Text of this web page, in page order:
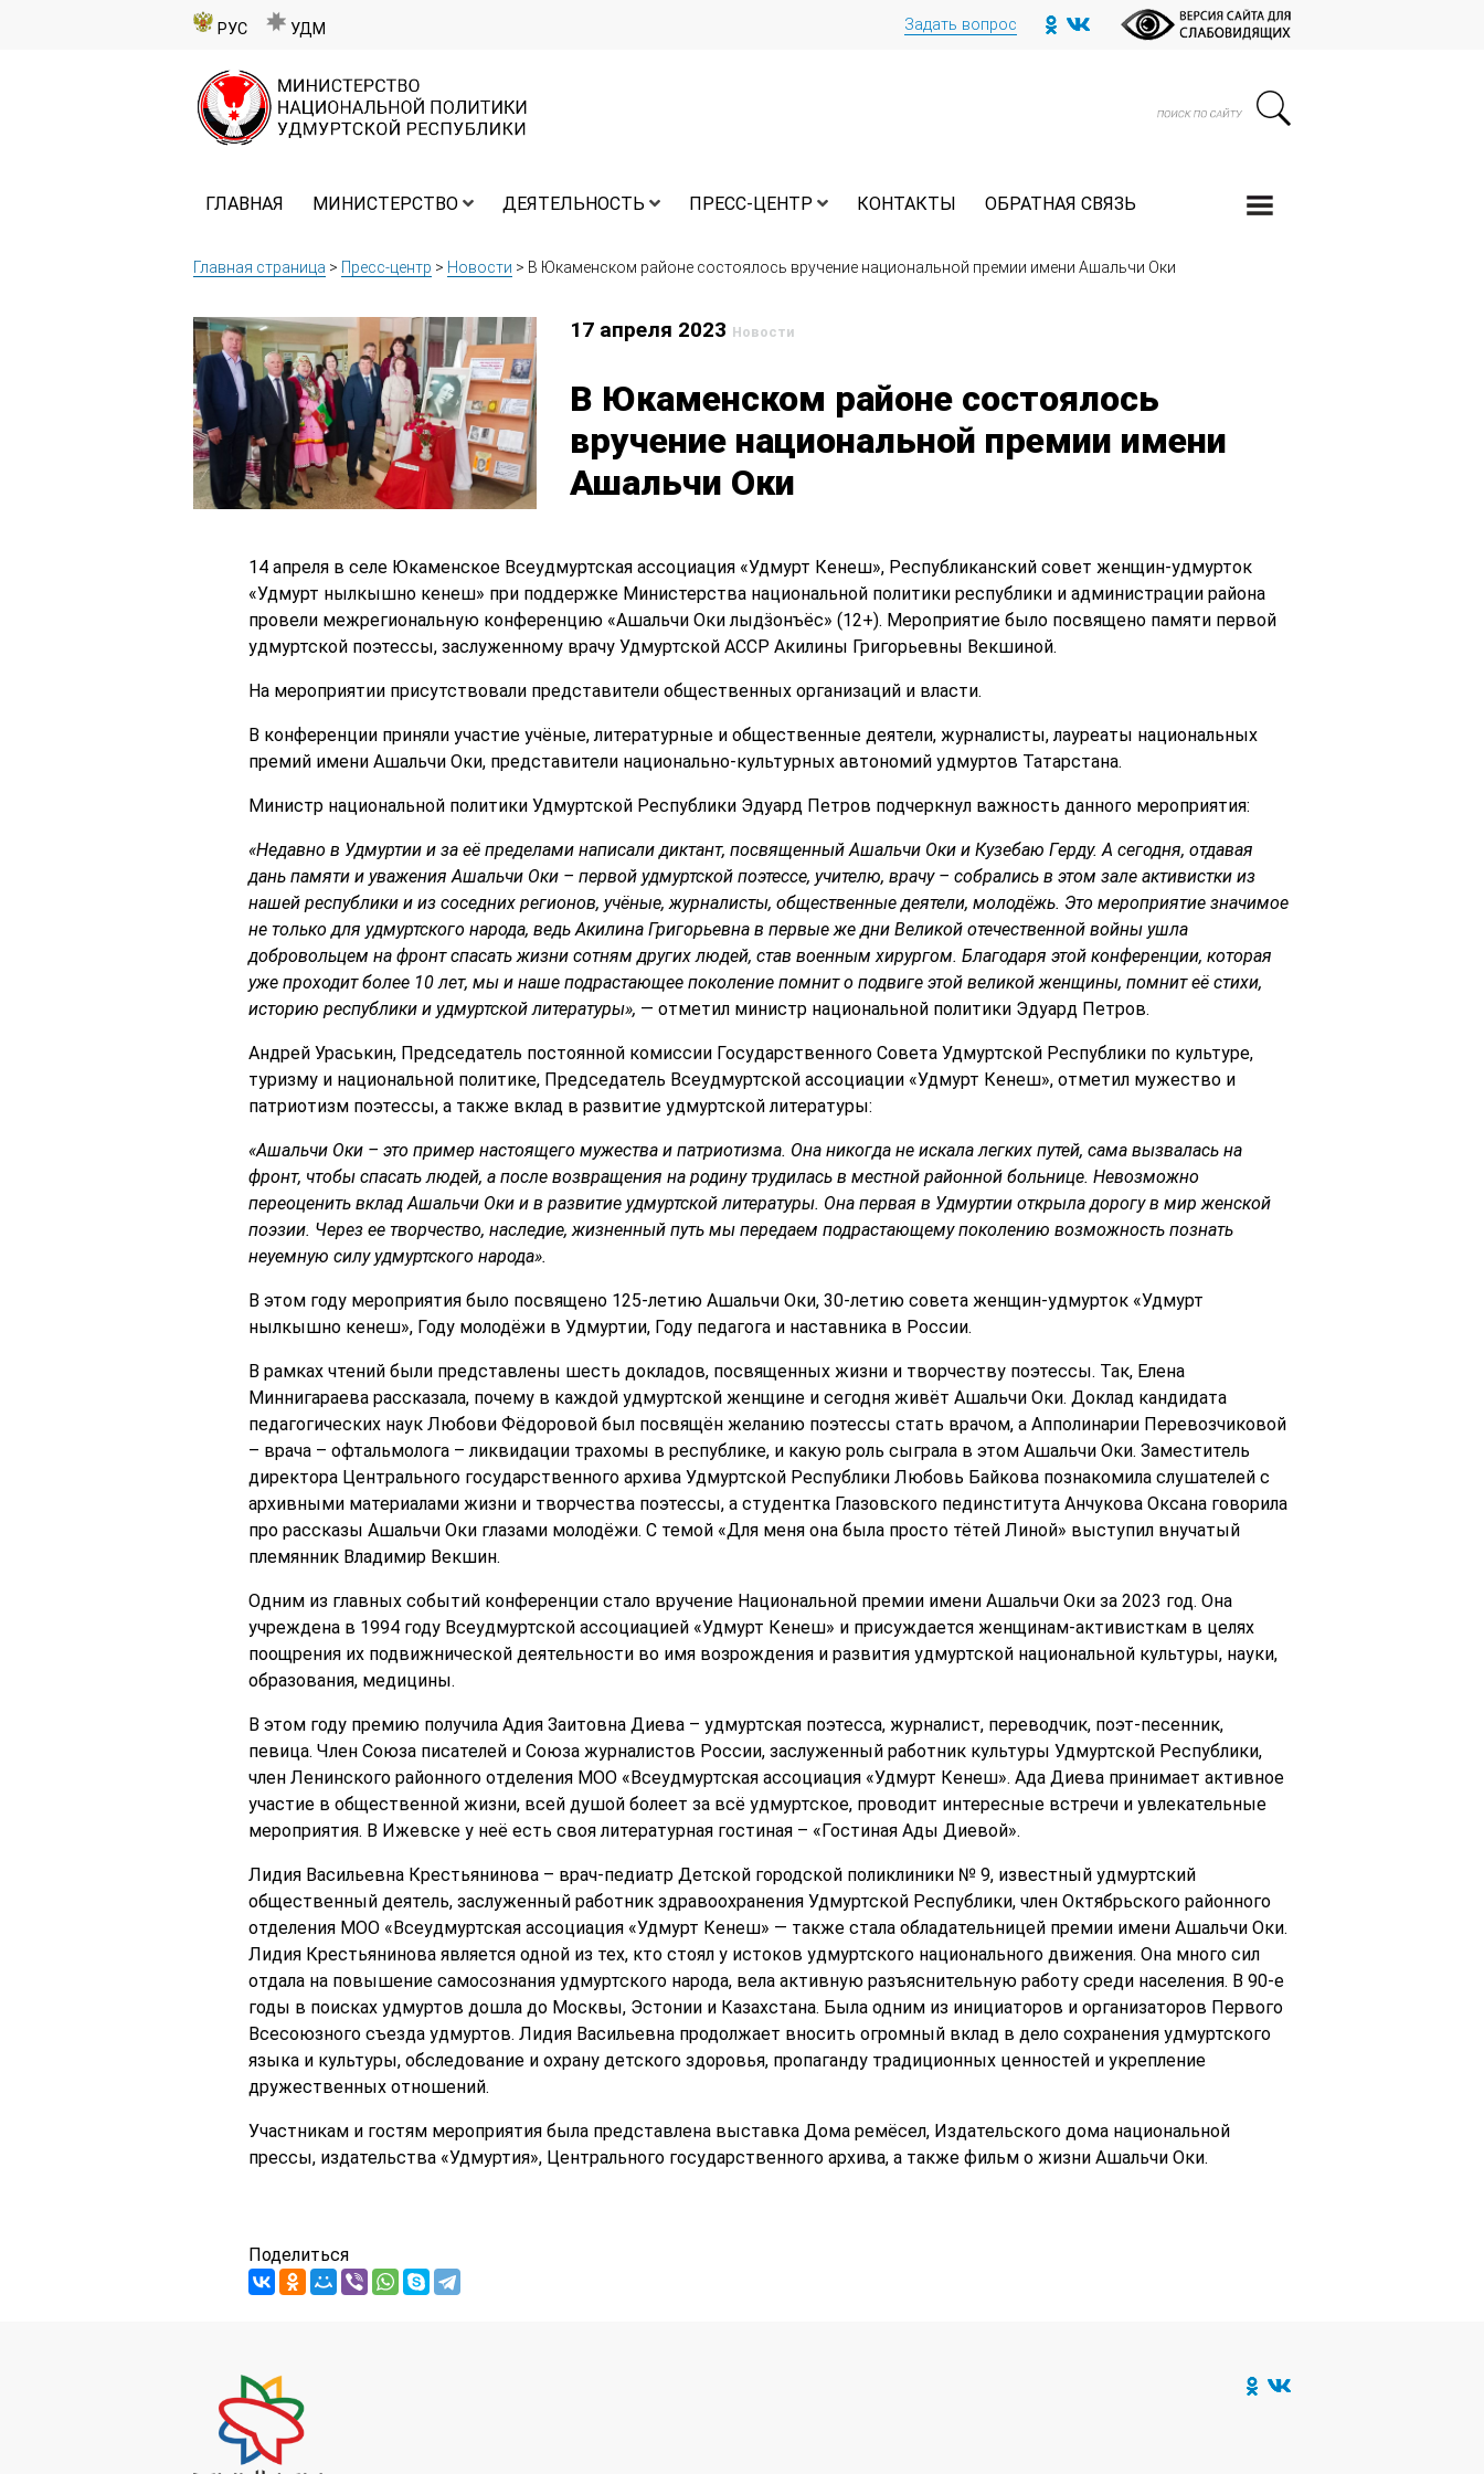
РУС УДМ Задать вопрос
ГЛАВНАЯ МИНИСТЕРСТВО ДЕЯТЕЛЬНОСТЬ ПРЕСС-ЦЕНТР КОНТАКТЫ ОБРАТНАЯ СВЯЗЬ
Главная страница > Пресс-центр > Новости > В Юкаменском районе состоялось вручение национальной премии имени Ашальчи Оки
17 апреля 2023 Новости
В Юкаменском районе состоялось
вручение национальной премии имени
Ашальчи Оки
14 апреля в селе Юкаменское Всеудмуртская ассоциация «Удмурт Кенеш», Республиканский совет женщин-удмурток
«Удмурт нылкышно кенеш» при поддержке Министерства национальной политики республики и администрации района
провели межрегиональную конференцию «Ашальчи Оки лыдӟонъёс» (12+). Мероприятие было посвящено памяти первой
удмуртской поэтессы, заслуженному врачу Удмуртской АССР Акилины Григорьевны Векшиной.
На мероприятии присутствовали представители общественных организаций и власти.
В конференции приняли участие учёные, литературные и общественные деятели, журналисты, лауреаты национальных
премий имени Ашальчи Оки, представители национально-культурных автономий удмуртов Татарстана.
Министр национальной политики Удмуртской Республики Эдуард Петров подчеркнул важность данного мероприятия:
«Недавно в Удмуртии и за её пределами написали диктант, посвященный Ашальчи Оки и Кузебаю Герду. А сегодня, отдавая
дань памяти и уважения Ашальчи Оки – первой удмуртской поэтессе, учителю, врачу – собрались в этом зале активистки из
нашей республики и из соседних регионов, учёные, журналисты, общественные деятели, молодёжь. Это мероприятие значимое
не только для удмуртского народа, ведь Акилина Григорьевна в первые же дни Великой отечественной войны ушла
добровольцем на фронт спасать жизни сотням других людей, став военным хирургом. Благодаря этой конференции, которая
уже проходит более 10 лет, мы и наше подрастающее поколение помнит о подвиге этой великой женщины, помнит её стихи,
историю республики и удмуртской литературы», — отметил министр национальной политики Эдуард Петров.
Андрей Ураськин, Председатель постоянной комиссии Государственного Совета Удмуртской Республики по культуре,
туризму и национальной политике, Председатель Всеудмуртской ассоциации «Удмурт Кенеш», отметил мужество и
патриотизм поэтессы, а также вклад в развитие удмуртской литературы:
«Ашальчи Оки – это пример настоящего мужества и патриотизма. Она никогда не искала легких путей, сама вызвалась на
фронт, чтобы спасать людей, а после возвращения на родину трудилась в местной районной больнице. Невозможно
переоценить вклад Ашальчи Оки и в развитие удмуртской литературы. Она первая в Удмуртии открыла дорогу в мир женской
поэзии. Через ее творчество, наследие, жизненный путь мы передаем подрастающему поколению возможность познать
неуемную силу удмуртского народа».
В этом году мероприятия было посвящено 125-летию Ашальчи Оки, 30-летию совета женщин-удмурток «Удмурт
нылкышно кенеш», Году молодёжи в Удмуртии, Году педагога и наставника в России.
В рамках чтений были представлены шесть докладов, посвященных жизни и творчеству поэтессы. Так, Елена
Миннигараева рассказала, почему в каждой удмуртской женщине и сегодня живёт Ашальчи Оки. Доклад кандидата
педагогических наук Любови Фёдоровой был посвящён желанию поэтессы стать врачом, а Апполинарии Перевозчиковой
– врача – офтальмолога – ликвидации трахомы в республике, и какую роль сыграла в этом Ашальчи Оки. Заместитель
директора Центрального государственного архива Удмуртской Республики Любовь Байкова познакомила слушателей с
архивными материалами жизни и творчества поэтессы, а студентка Глазовского пединститута Анчукова Оксана говорила
про рассказы Ашальчи Оки глазами молодёжи. С темой «Для меня она была просто тётей Линой» выступил внучатый
племянник Владимир Векшин.
Одним из главных событий конференции стало вручение Национальной премии имени Ашальчи Оки за 2023 год. Она
учреждена в 1994 году Всеудмуртской ассоциацией «Удмурт Кенеш» и присуждается женщинам-активисткам в целях
поощрения их подвижнической деятельности во имя возрождения и развития удмуртской национальной культуры, науки,
образования, медицины.
В этом году премию получила Адия Заитовна Диева – удмуртская поэтесса, журналист, переводчик, поэт-песенник,
певица. Член Союза писателей и Союза журналистов России, заслуженный работник культуры Удмуртской Республики,
член Ленинского районного отделения МОО «Всеудмуртская ассоциация «Удмурт Кенеш». Ада Диева принимает активное
участие в общественной жизни, всей душой болеет за всё удмуртское, проводит интересные встречи и увлекательные
мероприятия. В Ижевске у неё есть своя литературная гостиная – «Гостиная Ады Диевой».
Лидия Васильевна Крестьянинова – врач-педиатр Детской городской поликлиники № 9, известный удмуртский
общественный деятель, заслуженный работник здравоохранения Удмуртской Республики, член Октябрьского районного
отделения МОО «Всеудмуртская ассоциация «Удмурт Кенеш» — также стала обладательницей премии имени Ашальчи Оки.
Лидия Крестьянинова является одной из тех, кто стоял у истоков удмуртского национального движения. Она много сил
отдала на повышение самосознания удмуртского народа, вела активную разъяснительную работу среди населения. В 90-е
годы в поисках удмуртов дошла до Москвы, Эстонии и Казахстана. Была одним из инициаторов и организаторов Первого
Всесоюзного съезда удмуртов. Лидия Васильевна продолжает вносить огромный вклад в дело сохранения удмуртского
языка и культуры, обследование и охрану детского здоровья, пропаганду традиционных ценностей и укрепление
дружественных отношений.
Участникам и гостям мероприятия была представлена выставка Дома ремёсел, Издательского дома национальной
прессы, издательства «Удмуртия», Центрального государственного архива, а также фильм о жизни Ашальчи Оки.
Поделиться